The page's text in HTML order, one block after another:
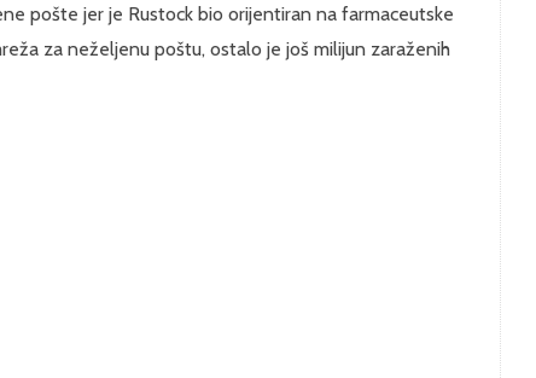
pošte jer je Rustock bio orijentiran na farmaceutske
za neželjenu poštu, ostalo je još milijun zaraženih